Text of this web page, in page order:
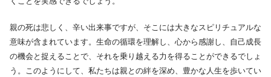
親の死は悲しく、辛い出来事ですが、そこには大きなスピリチュアルな
意味が含まれています。生命の循環を理解し、心から感謝し、自己成長
の機会と捉えることで、それを乗り越える力を得ることができるでしょ
う。このようにして、私たちは親との絆を深め、豊かな人生を歩いてい